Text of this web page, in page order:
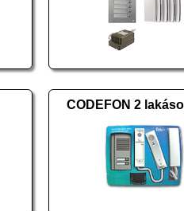
CODEFON 2